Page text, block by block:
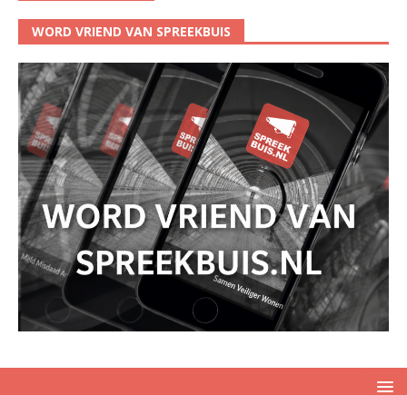
WORD VRIEND VAN SPREEKBUIS